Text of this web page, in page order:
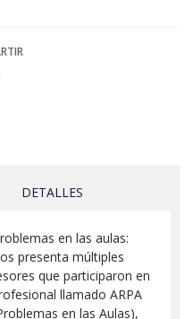
DETALLES
en las aulas:
presenta múltiples
que participaron en
llamado ARPA
en las Aulas),